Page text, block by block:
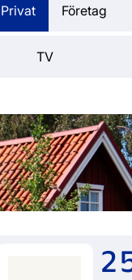
Privat Företag
TV
2